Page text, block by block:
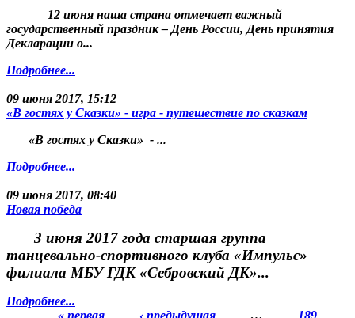
12 июня наша страна отмечает важный
государственный праздник – День России, День принятия
Декларации о...
Подробнее...
09 июня 2017, 15:12
«В гостях у Сказки» - игра - путешествие по сказкам
«В гостях у Сказки» - ...
Подробнее...
09 июня 2017, 08:40
Новая победа
3 июня 2017 года старшая группа
танцевально-спортивного клуба «Импульс»
филиала МБУ ГДК «Себровский ДК»...
Подробнее...
« первая ‹ предыдущая …
189